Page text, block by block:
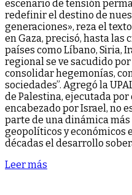
escenario de tensión
redefinir el destino de
generaciones», reza el
en Gaza, precisó, hasta las
países como Líbano, Siria,
regional se ve sacudido
consolidar hegemonías,
sociedades”. Agregó la
de Palestina, ejecutada
encabezado por Israel, no
parte de una dinámica
geopolíticos y económicos
décadas el desarrollo
Leer más